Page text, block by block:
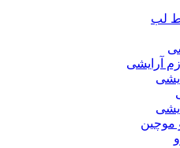
لب
آرایشی
موچین